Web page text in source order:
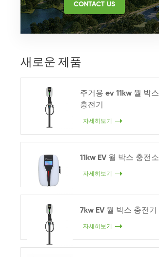
CONTACT US
새로운 제품
주거용 ev 11kw 월 박스
충전기
자세히보기
11kw EV 월 박스 충전소
자세히보기
7kw EV 월 박스 충전기
자세히보기